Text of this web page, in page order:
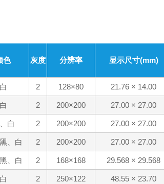
色 灰度 分辨率 显示尺寸(mm)
2 128×80 21.76 × 14.00
2 200×200 27.00 × 27.00
白 2 200×200 27.00 × 27.00
、白 2 200×200 27.00 × 27.00
、白 2 168×168 29.568 × 29.568
2 250×122 48.55 × 23.70